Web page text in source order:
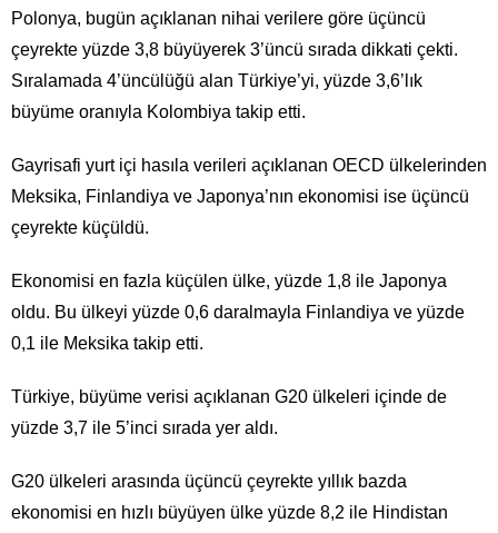
Polonya, bugün açıklanan nihai verilere göre üçüncü
çeyrekte yüzde 3,8 büyüyerek 3’üncü sırada dikkati çekti.
Sıralamada 4’üncülüğü alan Türkiye’yi, yüzde 3,6’lık
büyüme oranıyla Kolombiya takip etti.
Gayrisafi yurt içi hasıla verileri açıklanan OECD ülkelerinden
Meksika, Finlandiya ve Japonya’nın ekonomisi ise üçüncü
çeyrekte küçüldü.
Ekonomisi en fazla küçülen ülke, yüzde 1,8 ile Japonya
oldu. Bu ülkeyi yüzde 0,6 daralmayla Finlandiya ve yüzde
0,1 ile Meksika takip etti.
Türkiye, büyüme verisi açıklanan G20 ülkeleri içinde de
yüzde 3,7 ile 5’inci sırada yer aldı.
G20 ülkeleri arasında üçüncü çeyrekte yıllık bazda
ekonomisi en hızlı büyüyen ülke yüzde 8,2 ile Hindistan